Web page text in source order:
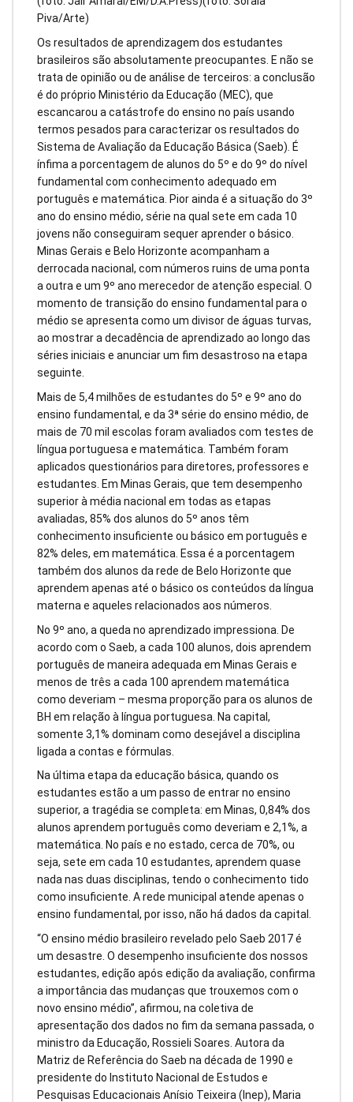
Piva/Arte)
Os resultados de aprendizagem dos estudantes
brasileiros são absolutamente preocupantes. E não se
trata de opinião ou de análise de terceiros: a conclusão
é do próprio Ministério da Educação (MEC), que
escancarou a catástrofe do ensino no país usando
termos pesados para caracterizar os resultados do
Sistema de Avaliação da Educação Básica (Saeb). É
ínfima a porcentagem de alunos do 5º e do 9º do nível
fundamental com conhecimento adequado em
português e matemática. Pior ainda é a situação do 3º
ano do ensino médio, série na qual sete em cada 10
jovens não conseguiram sequer aprender o básico.
Minas Gerais e Belo Horizonte acompanham a
derrocada nacional, com números ruins de uma ponta
a outra e um 9º ano merecedor de atenção especial. O
momento de transição do ensino fundamental para o
médio se apresenta como um divisor de águas turvas,
ao mostrar a decadência de aprendizado ao longo das
séries iniciais e anunciar um fim desastroso na etapa
seguinte.
Mais de 5,4 milhões de estudantes do 5º e 9º ano do
ensino fundamental, e da 3ª série do ensino médio, de
mais de 70 mil escolas foram avaliados com testes de
língua portuguesa e matemática. Também foram
aplicados questionários para diretores, professores e
estudantes. Em Minas Gerais, que tem desempenho
superior à média nacional em todas as etapas
avaliadas, 85% dos alunos do 5º anos têm
conhecimento insuficiente ou básico em português e
82% deles, em matemática. Essa é a porcentagem
também dos alunos da rede de Belo Horizonte que
aprendem apenas até o básico os conteúdos da língua
materna e aqueles relacionados aos números.
No 9º ano, a queda no aprendizado impressiona. De
acordo com o Saeb, a cada 100 alunos, dois aprendem
português de maneira adequada em Minas Gerais e
menos de três a cada 100 aprendem matemática
como deveriam – mesma proporção para os alunos de
BH em relação à língua portuguesa. Na capital,
somente 3,1% dominam como desejável a disciplina
ligada a contas e fórmulas.
Na última etapa da educação básica, quando os
estudantes estão a um passo de entrar no ensino
superior, a tragédia se completa: em Minas, 0,84% dos
alunos aprendem português como deveriam e 2,1%, a
matemática. No país e no estado, cerca de 70%, ou
seja, sete em cada 10 estudantes, aprendem quase
nada nas duas disciplinas, tendo o conhecimento tido
como insuficiente. A rede municipal atende apenas o
ensino fundamental, por isso, não há dados da capital.
“O ensino médio brasileiro revelado pelo Saeb 2017 é
um desastre. O desempenho insuficiente dos nossos
estudantes, edição após edição da avaliação, confirma
a importância das mudanças que trouxemos com o
novo ensino médio”, afirmou, na coletiva de
apresentação dos dados no fim da semana passada, o
ministro da Educação, Rossieli Soares. Autora da
Matriz de Referência do Saeb na década de 1990 e
presidente do Instituto Nacional de Estudos e
Pesquisas Educacionais Anísio Teixeira (Inep), Maria